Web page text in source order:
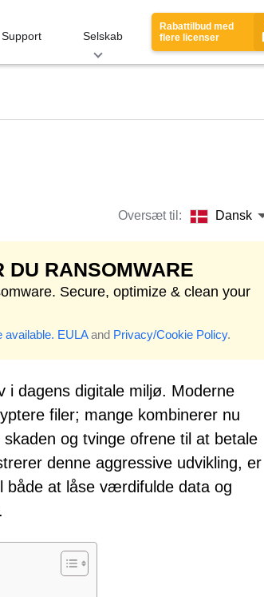
Support Selskab
Rabattilbud med
flere licenser
Oversæt til: Dansk
DU RANSOMWARE
Secure, optimize & clean your
available. EULAand Privacy/Cookie Policy.
i dagens digitale miljø. Moderne
filer; mange kombinerer nu
og tvinge ofrene til at betale
denne aggressive udvikling, er
både at låse værdifulde data og